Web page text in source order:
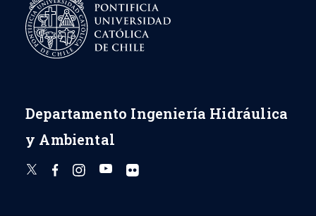
Departamento Ingeniería Hidráulica
y Ambiental